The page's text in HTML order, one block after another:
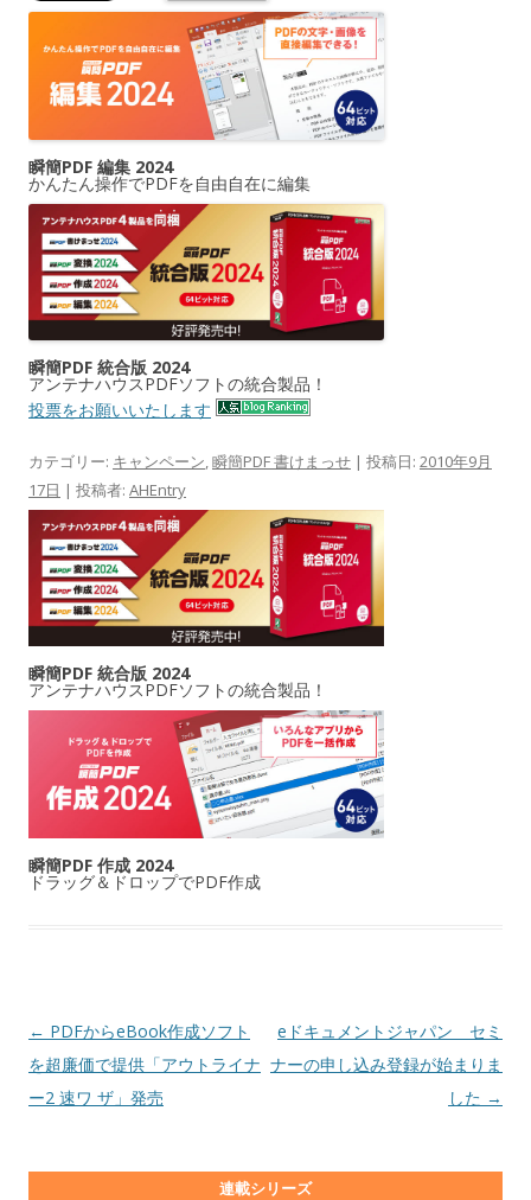
瞬簡PDF 編集 2024
かんたん操作でPDFを自由自在に編集
瞬簡PDF 統合版 2024
アンテナハウスPDFソフトの統合製品！
投票をお願いいたします
カテゴリー: キャンペーン,瞬簡PDF 書けまっせ | 投稿日: 2010年9月
17日 | 投稿者: AHEntry
瞬簡PDF 統合版 2024
アンテナハウスPDFソフトの統合製品！
瞬簡PDF 作成 2024
ドラッグ＆ドロップでPDF作成
投稿ナビゲーション
← PDFからeBook作成ソフト
を超廉価で提供「アウトライナ
ー2 速ワ ザ」発売
eドキュメントジャパン セミ
ナーの申し込み登録が始まりま
した →
連載シリーズ